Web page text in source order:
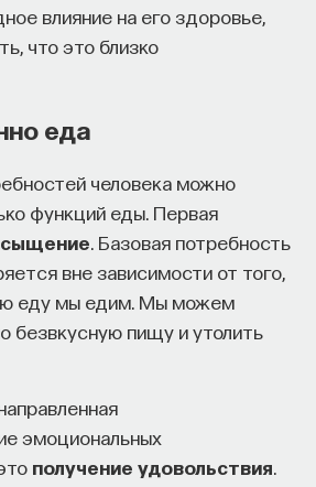
влияние на его здоровье,
что это близко
еда
человека можно
функций еды. Первая
. Базовая потребность
вне зависимости от того,
еду мы едим. Мы можем
безвкусную пищу и утолить
эмоциональных
получение удовольствия